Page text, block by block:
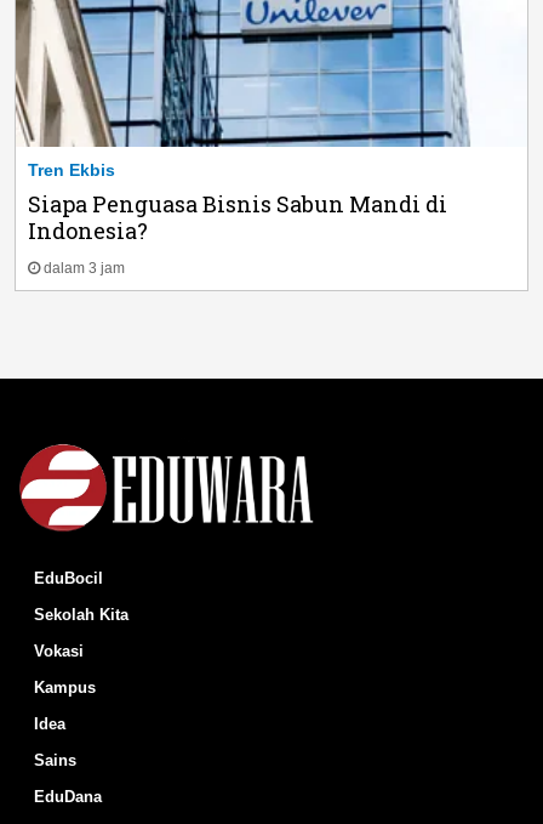
Tren Ekbis
Siapa Penguasa Bisnis Sabun Mandi di
Indonesia?
dalam 3 jam
EduBocil
Sekolah Kita
Vokasi
Kampus
Idea
Sains
EduDana